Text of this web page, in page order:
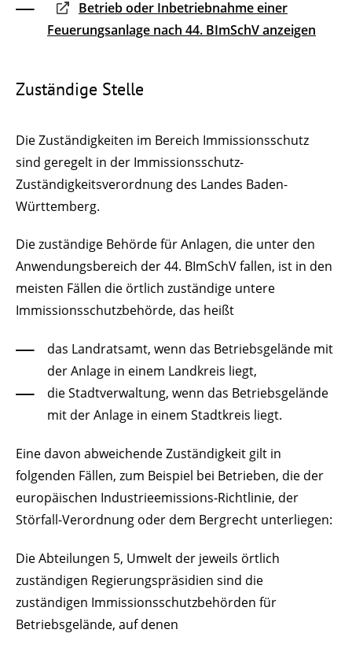
Betrieb oder Inbetriebnahme einer
Feuerungsanlage nach 44. BImSchV anzeigen
Zuständige Stelle
Die Zuständigkeiten im Bereich Immissionsschutz
sind geregelt in der Immissionsschutz-
Zuständigkeitsverordnung des Landes Baden-
Württemberg.
Die zuständige Behörde für Anlagen, die unter den
Anwendungsbereich der 44. BImSchV fallen, ist in den
meisten Fällen die örtlich zuständige untere
Immissionsschutzbehörde, das heißt
das Landratsamt, wenn das Betriebsgelände mit
der Anlage in einem Landkreis liegt,
die Stadtverwaltung, wenn das Betriebsgelände
mit der Anlage in einem Stadtkreis liegt.
Eine davon abweichende Zuständigkeit gilt in
folgenden Fällen, zum Beispiel bei Betrieben, die der
europäischen Industrieemissions-Richtlinie, der
Störfall-Verordnung oder dem Bergrecht unterliegen:
Die Abteilungen 5, Umwelt der jeweils örtlich
zuständigen Regierungspräsidien sind die
zuständigen Immissionsschutzbehörden für
Betriebsgelände, auf denen